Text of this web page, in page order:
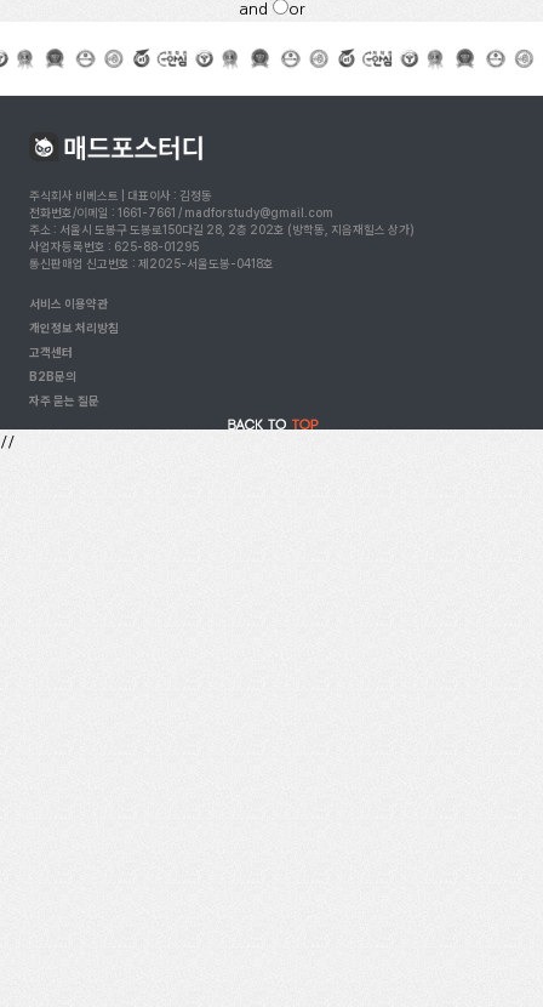
and or
주식회사 비베스트 | 대표이사 : 김정동
전화번호/이메일 : 1661-7661 / madforstudy@gmail.com
주소 : 서울시 도봉구 도봉로150다길 28, 2층 202호 (방학동, 지음재힐스 상가)
사업자등록번호 : 625-88-01295
통신판매업 신고번호 : 제2025-서울도봉-0418호
서비스 이용약관
개인정보 처리방침
고객센터
B2B문의
자주 묻는 질문
//